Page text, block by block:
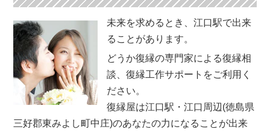
未来を求めるとき、江口駅で出来
ることがあります。
どうか復縁の専門家による復縁相
談、復縁工作サポートをご利用く
ださい。
復縁屋は江口駅・江口周辺(徳島県
三好郡東みよし町中庄)のあなたの力になることが出来